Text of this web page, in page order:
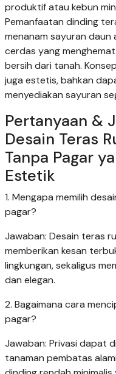
produktif atau kebun
Pemanfaatan dinding
menanam sayuran
cerdas yang
bersih dari tanah.
juga estetis, bahkan
menyediakan sayuran
Pertanyaan &
Desain Teras
Tanpa Pagar
Estetik
1. Mengapa memilih
pagar?
Jawaban: Desain teras
memberikan kesan
lingkungan, sekaligus
dan elegan.
2. Bagaimana cara
pagar?
Jawaban: Privasi dapat
tanaman pembatas